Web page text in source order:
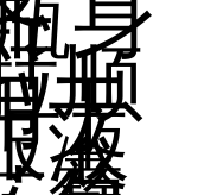
身
顺
于
液
鑫